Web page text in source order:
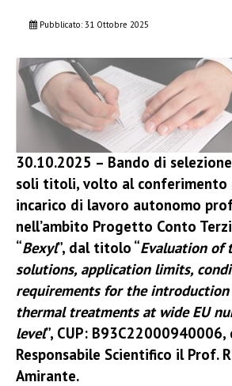
Pubblicato: 31 Ottobre 2025
30.10.2025 – Bando di
soli titoli, volto al conferimento
incarico di lavoro autonomo
nell’ambito Progetto Conto
“Bexyl”, dal titolo “Evaluation of
solutions, application limits,
requirements for the
thermal treatments at wide EU
level”, CUP: B93C22000940006,
Responsabile Scientifico il Prof.
Amirante.